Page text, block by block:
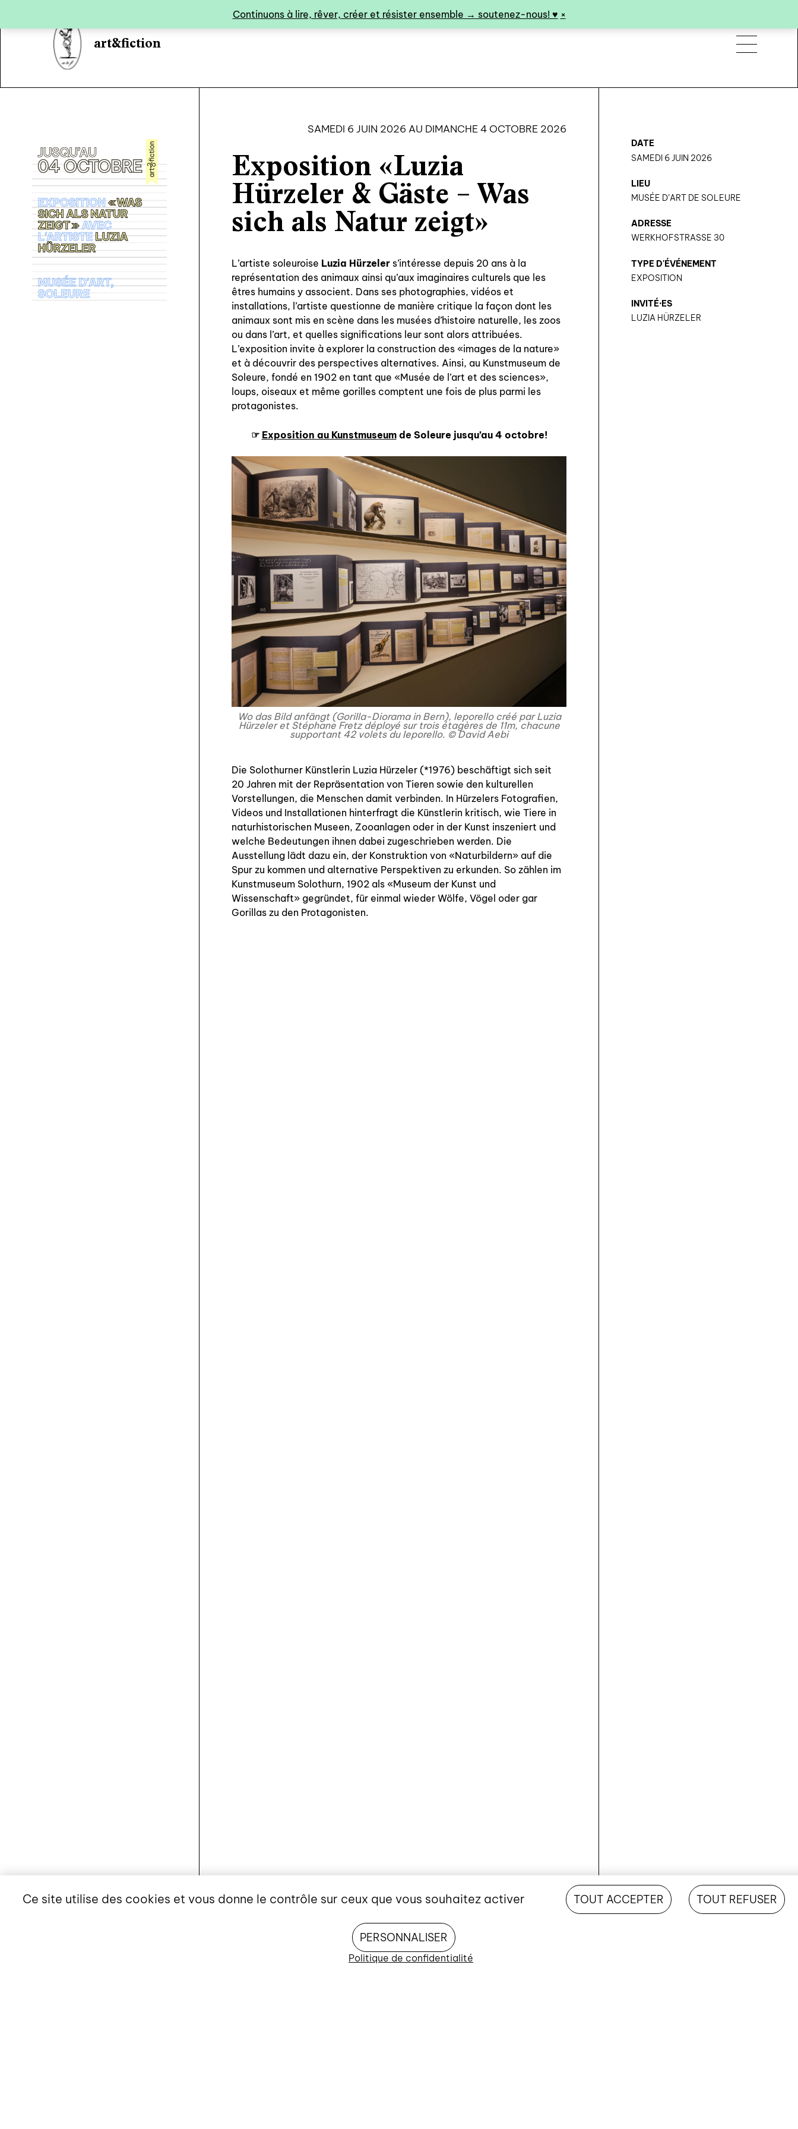
Continuons à lire, rêver, créer et résister ensemble → soutenez-nous! ♥︎ ×
art&fiction
0
catalogue complet
à paraître
éditions de tête
programmes semestriels
agenda
au-delà du livre ↓
artistes en résidence
lectures performées
podcasts
qui sommes-nous? ↓
éditions d’artistes
publications
sonar/genève
portraits
engagement durable
charte ia
nous contacter ↓
nous contacter
nous soutenir
nous trouver
diffusion/librairies
manuscrits
SAMEDI 6 JUIN 2026 AU DIMANCHE 4 OCTOBRE 2026
Exposition «Luzia
Hürzeler & Gäste – Was
sich als Natur zeigt»
L’artiste soleuroise Luzia Hürzeler s’intéresse depuis 20 ans à la
représentation des animaux ainsi qu’aux imaginaires culturels que les
êtres humains y associent. Dans ses photographies, vidéos et
installations, l’artiste questionne de manière critique la façon dont les
animaux sont mis en scène dans les musées d’histoire naturelle, les zoos
ou dans l’art, et quelles significations leur sont alors attribuées.
L’exposition invite à explorer la construction des «images de la nature»
et à découvrir des perspectives alternatives. Ainsi, au Kunstmuseum de
Soleure, fondé en 1902 en tant que «Musée de l’art et des sciences»,
loups, oiseaux et même gorilles comptent une fois de plus parmi les
protagonistes.
☞ Exposition au Kunstmuseumde Soleure jusqu’au 4 octobre!
Wo das Bild anfängt (Gorilla-Diorama in Bern), leporello créé par Luzia
Hürzeler et Stéphane Fretz déployé sur trois étagères de 11m, chacune
supportant 42 volets du leporello. © David Aebi
Die Solothurner Künstlerin Luzia Hürzeler (*1976) beschäftigt sich seit
20 Jahren mit der Repräsentation von Tieren sowie den kulturellen
Vorstellungen, die Menschen damit verbinden. In Hürzelers Fotografien,
Videos und Installationen hinterfragt die Künstlerin kritisch, wie Tiere in
naturhistorischen Museen, Zooanlagen oder in der Kunst inszeniert und
welche Bedeutungen ihnen dabei zugeschrieben werden. Die
Ausstellung lädt dazu ein, der Konstruktion von «Naturbildern» auf die
Spur zu kommen und alternative Perspektiven zu erkunden. So zählen im
Kunstmuseum Solothurn, 1902 als «Museum der Kunst und
Wissenschaft» gegründet, für einmal wieder Wölfe, Vögel oder gar
Gorillas zu den Protagonisten.
DATE
SAMEDI 6 JUIN 2026
LIEU
MUSÉE D’ART DE SOLEURE
ADRESSE
WERKHOFSTRASSE 30
TYPE D'ÉVÉNEMENT
EXPOSITION
INVITÉ·ES
LUZIA HÜRZELER
Ce site utilise des cookies et vous donne le contrôle sur ceux que vous souhaitez activer TOUT ACCEPTER TOUT REFUSER
PERSONNALISER
Politique de confidentialité